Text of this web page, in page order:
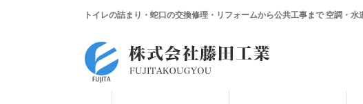
トイレの詰まり・蛇口の交換修理・リフォームから公共工事まで 空調・